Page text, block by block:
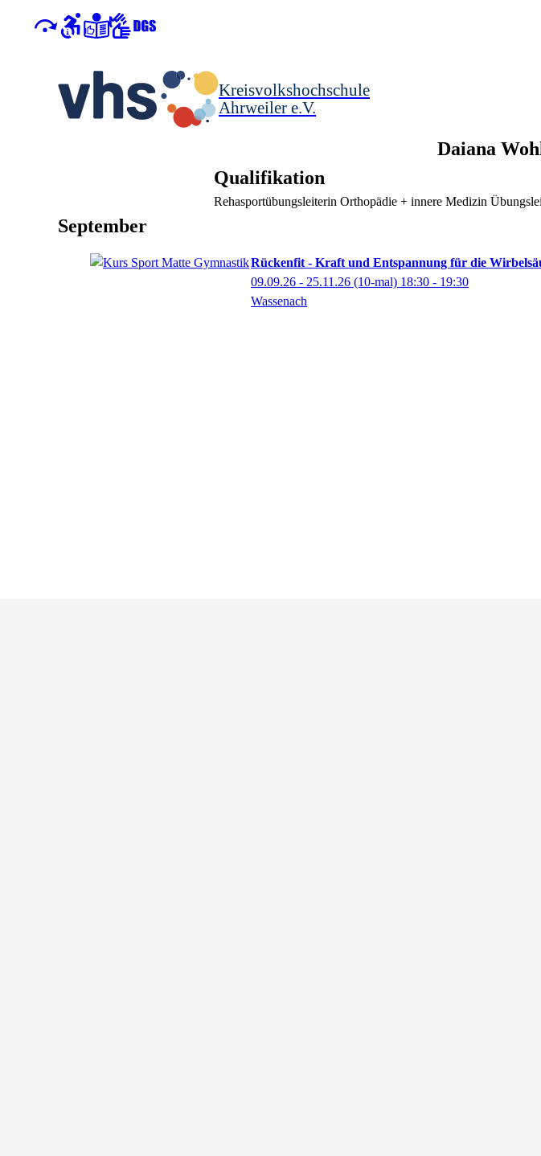
Kreisvolkshochschule
Ahrweiler e.V.
Daiana
Qualifikation
Rehasportübungsleiterin Orthopädie + innere Medizin
September
Rückenfit - Kraft und Entspannung für die
09.09.26 - 25.11.26 (10-mal) 18:30 - 19:30
Wassenach